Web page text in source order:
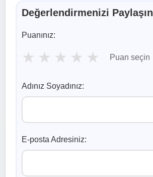
Değerlendirmenizi Paylaşın
Puanınız:
★ ★ ★ ★ ★ Puan seçin
Adınız Soyadınız:
E-posta Adresiniz: